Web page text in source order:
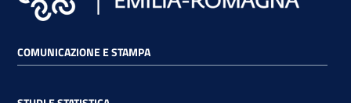
COMUNICAZIONE E STAMPA